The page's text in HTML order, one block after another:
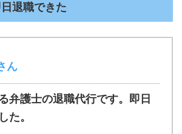
退職できた
ん
弁護士の退職代行です。即日
た。